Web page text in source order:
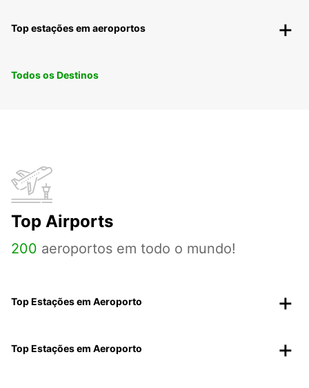
Top estações em aeroportos
Todos os Destinos
Top Airports
200 aeroportos em todo o mundo!
Top Estações em Aeroporto
Top Estações em Aeroporto